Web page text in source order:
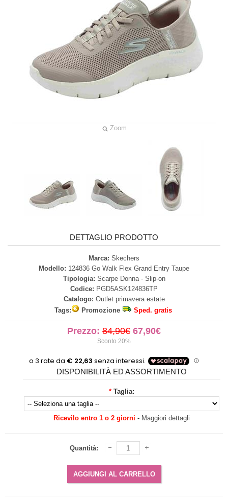
Zoom
DETTAGLIO PRODOTTO
Marca: Skechers
Modello: 124836 Go Walk Flex Grand Entry Taupe
Tipologia: Scarpe Donna - Slip-on
Codice: PGD5ASK124836TP
Catalogo: Outlet primavera estate
Tags:
Promozione Sped. gratis
Prezzo: 84,90€ 67,90€
Sconto 20%
DISPONIBILITÀ ED ASSORTIMENTO
* Taglia:
Ricevilo entro 1 o 2 giorni - Maggiori dettagli
Quantità: